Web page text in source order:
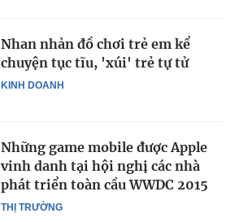
KINH DOANH
Nhan nhản đồ chơi trẻ em kể
chuyện tục tĩu, 'xúi' trẻ tự tử
THỊ TRƯỜNG
Những game mobile được Apple
vinh danh tại hội nghị các nhà
phát triển toàn cầu WWDC 2015